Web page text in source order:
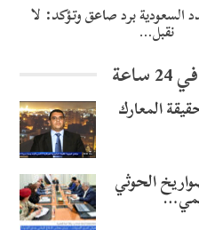
السعودية برد صاعق وتؤكد: لا
نقبل…
المعارك
الحوثي